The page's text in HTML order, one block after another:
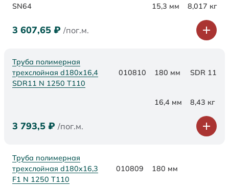
SN64 15,3 мм 8,017 кг
3 607,65 ₽ /пог.м.
Труба полимерная
трехслойная d180x16,4
SDR11 N 1250 Т110
010810 180 мм SDR 11
16,4 мм 8,43 кг
3 793,5 ₽ /пог.м.
Труба полимерная
трехслойная d180x16,3
F1 N 1250 Т110
010809 180 мм